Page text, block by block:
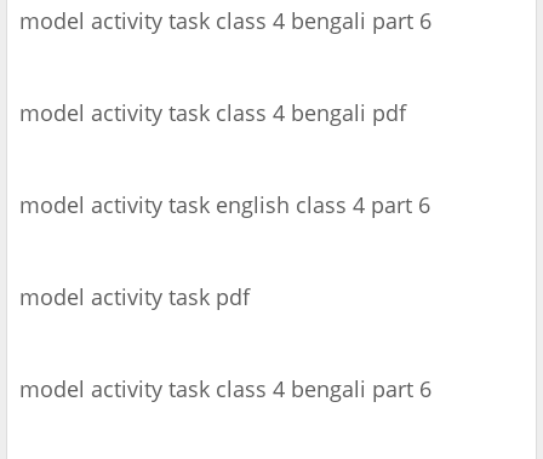
model activity task class 4 bengali part 6
model activity task class 4 bengali pdf
model activity task english class 4 part 6
model activity task pdf
model activity task class 4 bengali part 6